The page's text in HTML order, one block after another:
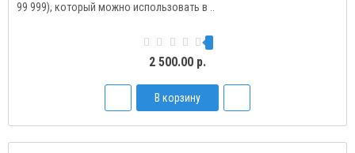
99 999), который можно использовать в ..
2 500.00 р.
В корзину